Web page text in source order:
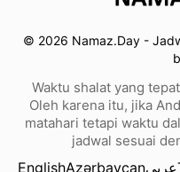
© 2026 Namaz.Day -
Waktu shalat yang
Oleh karena itu, jika
matahari tetapi waktu
jadwal sesuai
EnglishAzərbaycanعربي